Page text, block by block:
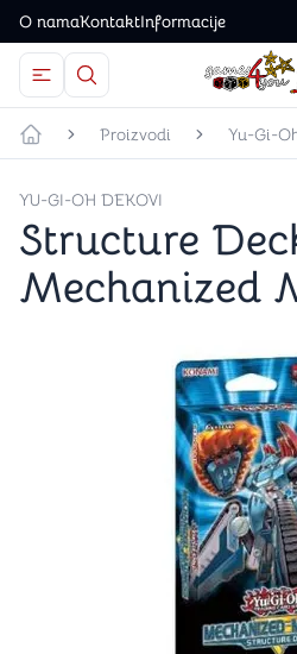
O namaKontaktInformacije
Otvorite meni
Dugme u obliku lupe
Početna strana
Proizvodi Yu-Gi-
YU-GI-OH DEKOVI
Structure
Mechanized